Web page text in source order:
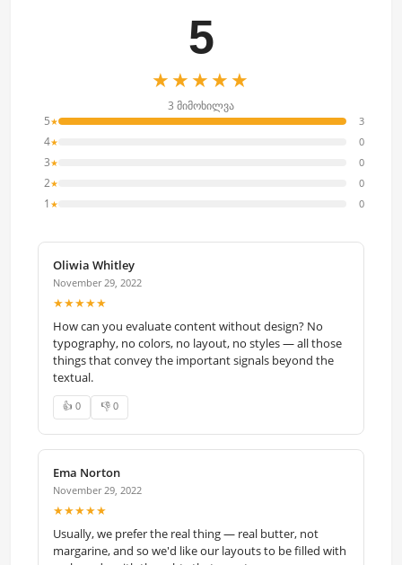
5
★★★★★
3 მიმოხილვა
5★ 3
4★ 0
3★ 0
2★ 0
1 ★ 0
Oliwia Whitley
November 29, 2022
★★★★★
How can you evaluate content without design? No
typography, no colors, no layout, no styles — all those
things that convey the important signals beyond the
textual.
👍 0 👎 0
Ema Norton
November 29, 2022
★★★★★
Usually, we prefer the real thing — real butter, not
margarine, and so we'd like our layouts to be filled with